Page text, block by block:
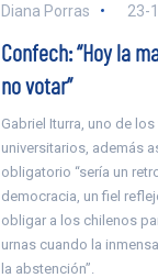
Diana Porras 23-
Confech: “Hoy la
no votar”
Gabriel Iturra, uno de
universitarios, además
obligatorio “sería un
democracia, un fiel
obligar a los chilenos
urnas cuando la
la abstención”.